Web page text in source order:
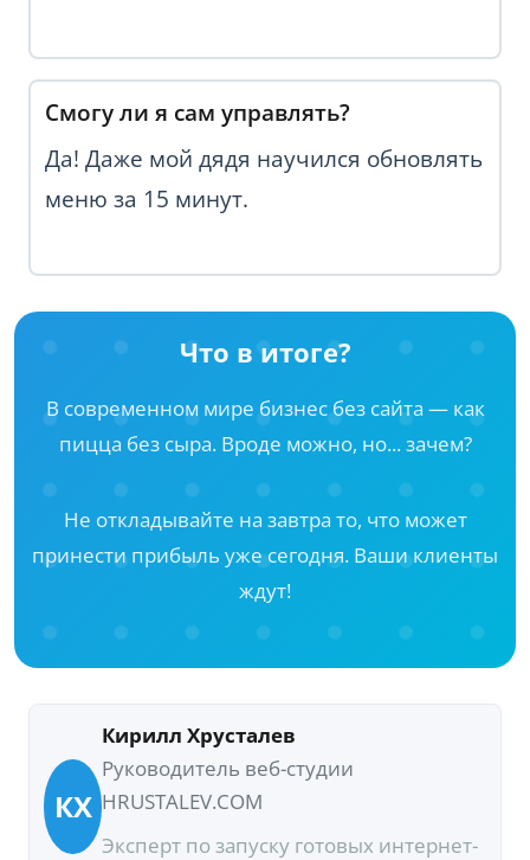
Смогу ли я сам управлять?
Да! Даже мой дядя научился обновлять
меню за 15 минут.
Что в итоге?
В современном мире бизнес без сайта — как
пицца без сыра. Вроде можно, но... зачем?
Не откладывайте на завтра то, что может
принести прибыль уже сегодня. Ваши клиенты
ждут!
КХ
Кирилл Хрусталев
Руководитель веб-студии
HRUSTALEV.COM
Эксперт по запуску готовых интернет-